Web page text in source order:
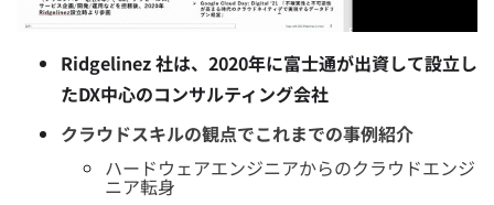
Ridgelinez 社は、2020年に富士通が出資して設立し
たDX中心のコンサルティング会社
クラウドスキルの観点でこれまでの事例紹介
ハードウェアエンジニアからのクラウドエンジ
ニア転身